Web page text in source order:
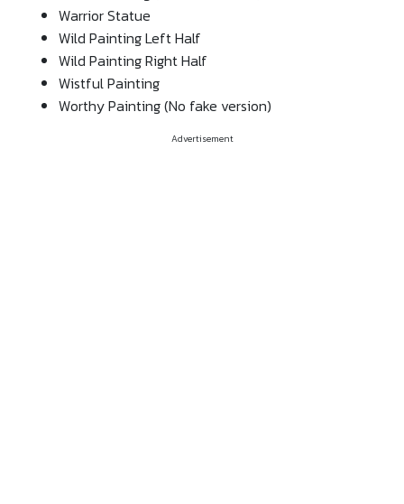
Warrior Statue
Wild Painting Left Half
Wild Painting Right Half
Wistful Painting
Worthy Painting (No fake version)
Advertisement